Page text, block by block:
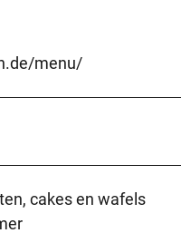
menu/
cakes en wafels